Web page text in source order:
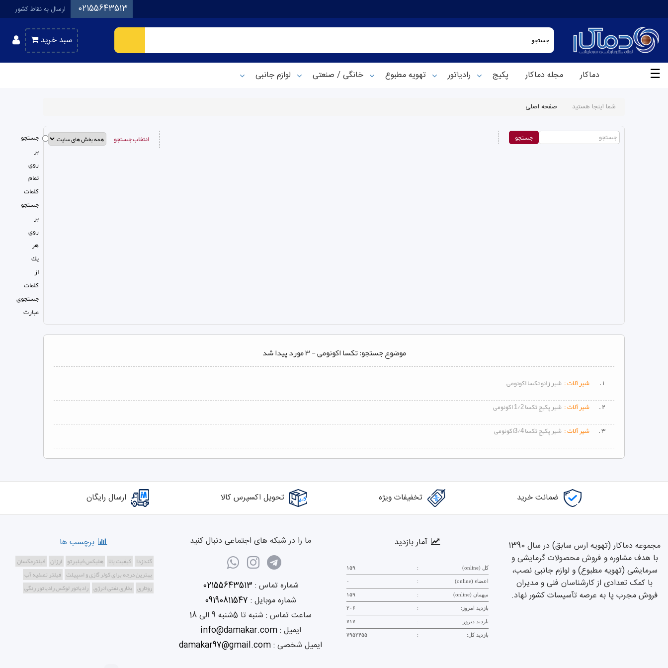
ارسال به نقاط کشور 02155643513
سبد خرید
☰ دماکار مجله دماکار پکیج رادیاتور تهویه مطبوع خانگی / صنعتی لوازم جانبی
شما اینجا هستید صفحه اصلی
جستجو
بر
روی
تمام
كلمات
جستجو
بر
روی
هر
يك
از
كلمات
جستجوی
عبارت
انتخاب جستجو
موضوع جستجو: تکسا اکونومی - ۳ مورد پیدا شد
۱ . شیر آلات : شیر زانو تکسا اکونومی
۲ .
شیر آلات : شیر پکیج تکسا 1/2 اکونومی
۳ .
شیر آلات : شیر پکیج تکسا 3/4اکونومی
ضمانت خرید تخفیفات ویژه تحویل اکسپرس کالا ارسال رایگان
مجموعه دماکار (تهویه ارس سابق) در سال 1390
با هدف مشاوره و فروش محصولات گرمایشی و
سرمایشی (تهویه مطبوع) و لوازم جانبی نصب،
با کمک تعدادی از کارشناسان فنی و مدیران
فروش مجرب پا به عرصه تآسیسات کشور نهاد.
آمار بازدید
کل (online) : ۱۵۹
اعضاء (online) : ۰
میهمان (online) : ۱۵۹
بازدید امروز: : ۲۰۶
بازدید دیروز: : ۷۱۷
بازدید کل: : ۷۹۵۲۴۵۵
ما را در شبکه های اجتماعی دنبال کنید
شماره تماس : 02155643513
شماره موبایل : 09190811547
ساعت تماس : شنبه تا 5شنبه 9 الی 18
ایمیل :info@damakar.com
ایمیل شخصی : damakar97@gmail.com
برچسب ها
گندزدا کیفیت بالا هلیکس فیلبرتو ارزان فیلترمگسان
بهترین درجه برای کولر گازی و اسپیلت فیلتر تصفیه آب
روتاری بخاری نفتی انرژِی رادیاتور لوکس رادیاتور رنگی